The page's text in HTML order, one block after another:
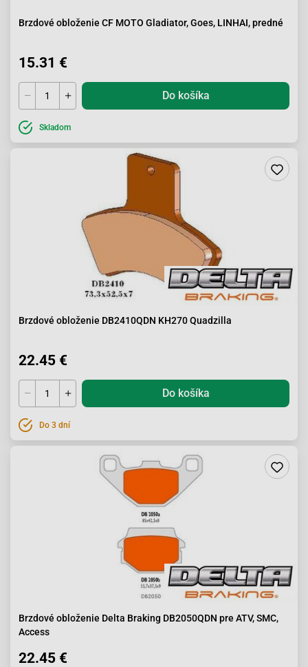
Brzdové obloženie CF MOTO Gladiator, Goes, LINHAI, predné
15.31 €
Do košíka
Skladom
Brzdové obloženie DB2410QDN KH270 Quadzilla
22.45 €
Do košíka
Do 3 dní
Brzdové obloženie Delta Braking DB2050QDN pre ATV, SMC,
Access
22.45 €